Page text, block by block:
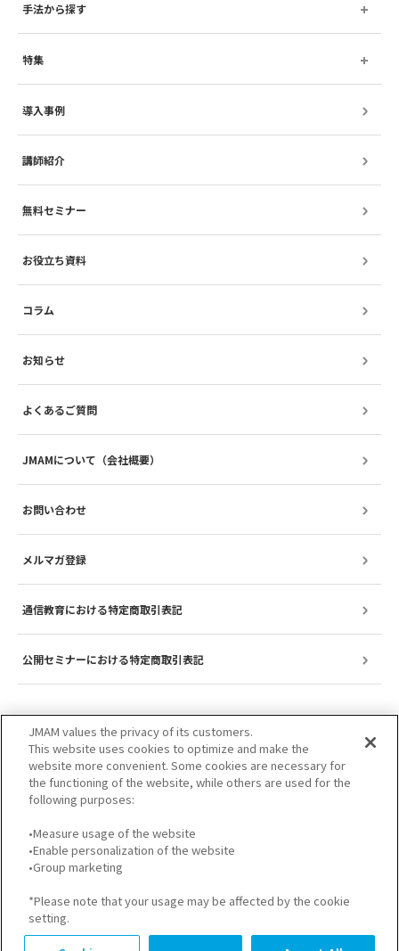
手法から探す
特集
導入事例
講師紹介
無料セミナー
お役立ち資料
コラム
お知らせ
よくあるご質問
JMAMについて（会社概要）
お問い合わせ
メルマガ登録
通信教育における特定商取引表記
公開セミナーにおける特定商取引表記
サイトのご利用について
JMAM values the privacy of its customers.
This website uses cookies to optimize and make the
website more convenient. Some cookies are necessary for
the functioning of the website, while others are used for the
following purposes:
•Measure usage of the website
•Enable personalization of the website
•Group marketing
*Please note that your usage may be affected by the cookie
setting.